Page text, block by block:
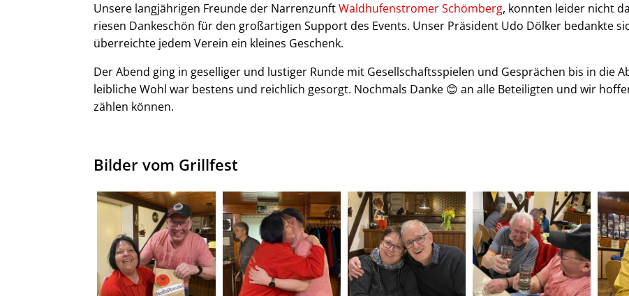
Unsere langjährigen Freunde der NarrenzunftWaldhufenstromer Schömberg, konnten leider nicht
riesen Dankeschön für den großartigen Support des Events. Unser Präsident Udo Dölker bedankte
überreichte jedem Verein ein kleines Geschenk.
Der Abend ging in geselliger und lustiger Runde mit Gesellschaftsspielen und Gesprächen bis in die
leibliche Wohl war bestens und reichlich gesorgt. Nochmals Danke 😊 an alle Beteiligten und wir
zählen können.
Bilder vom Grillfest